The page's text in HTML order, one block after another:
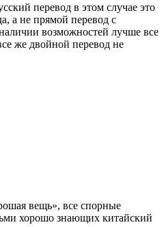
перевод в этом случае это
а не прямой перевод с
возможностей лучше все
же двойной перевод не
вещь», все спорные
хорошо знающих китайский